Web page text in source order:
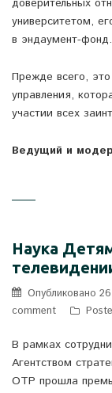
университетом,
в эндаумент-фонд.
Прежде всего,
управления,
участии всех
Ведущий и
Наука
Опубликовано
comment
В рамках
Агентством
ОТР прошла